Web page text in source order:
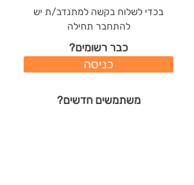
בכדי לשלוח בקשה למתנדב/ת יש
להתחבר תחילה
כבר רשומים?
כניסה
משתמשים חדשים?